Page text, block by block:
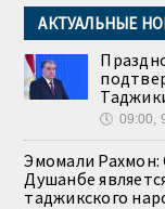
АКТУАЛЬНЫЕ
🕔 09:00,
Эмомали
Душанбе
таджикского